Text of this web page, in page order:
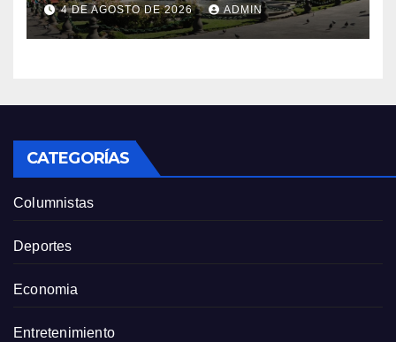
4 DE AGOSTO DE 2026 ADMIN
CATEGORÍAS
Columnistas
Deportes
Economia
Entretenimiento